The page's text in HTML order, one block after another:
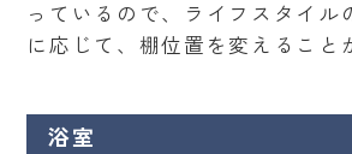
っているので、ライフスタイル
に応じて、棚位置を変えること
浴室